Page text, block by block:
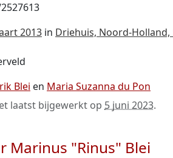
2013 in Driehuis, Noord-Holland,
Blei en Maria Suzanna du Pon
laatst bijgewerkt op 5 juni 2023.
Marinus "Rinus" Blei